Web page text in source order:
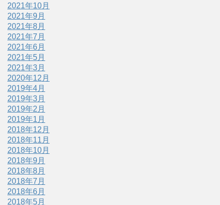
2021年10月
2021年9月
2021年8月
2021年7月
2021年6月
2021年5月
2021年3月
2020年12月
2019年4月
2019年3月
2019年2月
2019年1月
2018年12月
2018年11月
2018年10月
2018年9月
2018年8月
2018年7月
2018年6月
2018年5月